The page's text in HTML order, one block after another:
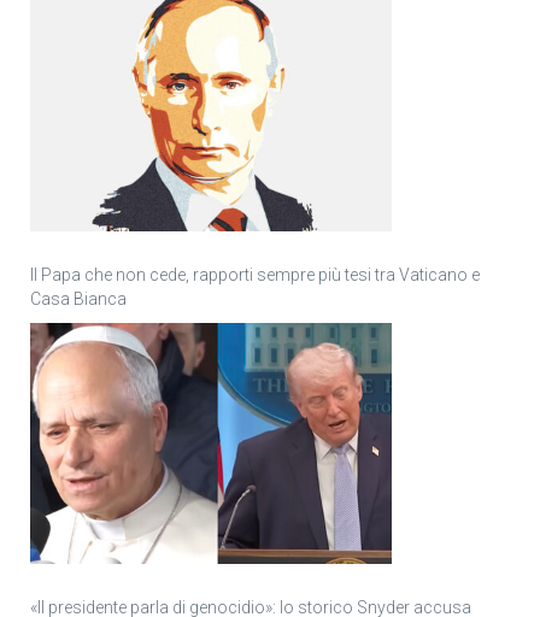
Il Papa che non cede, rapporti sempre più tesi tra Vaticano e
Casa Bianca
«Il presidente parla di genocidio»: lo storico Snyder accusa